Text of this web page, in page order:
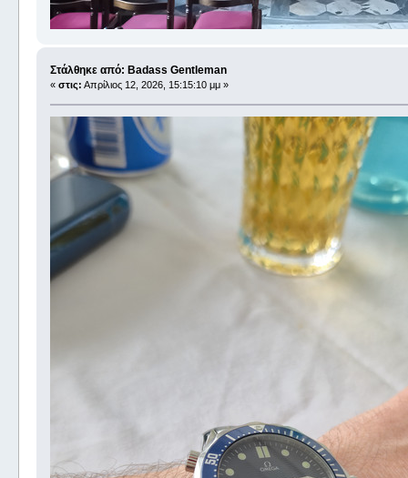
Στάλθηκε από: Badass Gentleman
« στις: Απρίλιος 12, 2026, 15:15:10 μμ »